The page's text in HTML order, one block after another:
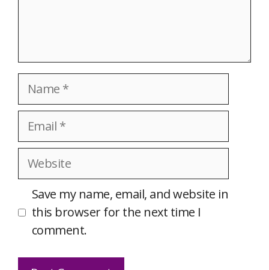
Name
Email
Website
Save my name, email, and website in
this browser for the next time I
comment.